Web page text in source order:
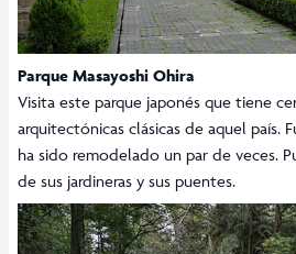
Parque Masayoshi Ohira
Visita este parque japonés que tiene
arquitectónicas clásicas de aquel país.
ha sido remodelado un par de veces.
de sus jardineras y sus puentes.